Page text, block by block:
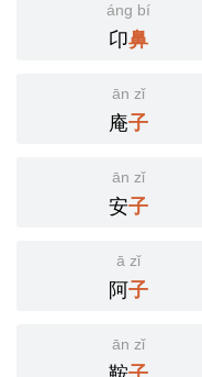
áng bí
卬鼻
ān zǐ
庵子
ān zǐ
安子
ā zǐ
阿子
ān zǐ